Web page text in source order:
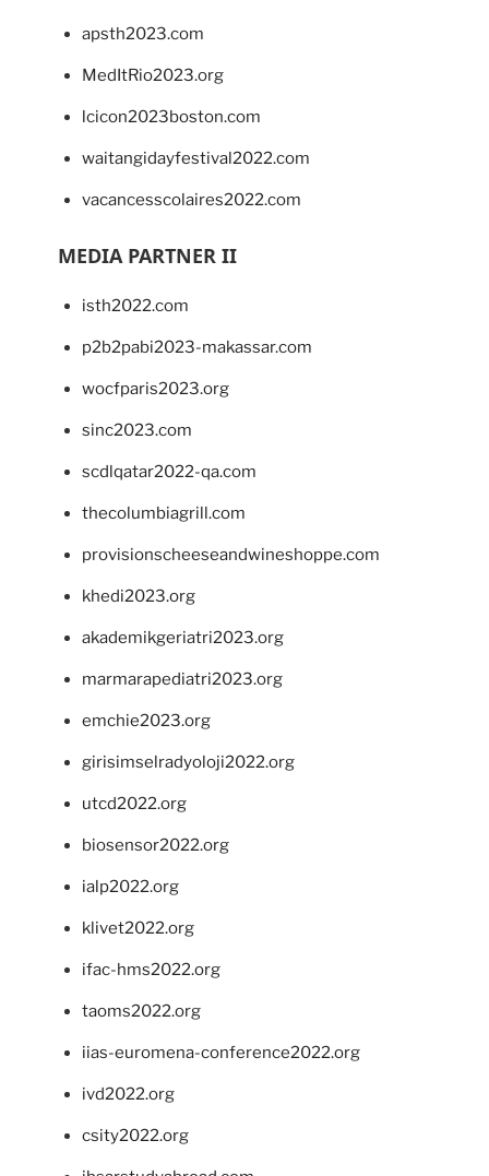
apsth2023.com
MedItRio2023.org
lcicon2023boston.com
waitangidayfestival2022.com
vacancesscolaires2022.com
MEDIA PARTNER II
isth2022.com
p2b2pabi2023-makassar.com
wocfparis2023.org
sinc2023.com
scdlqatar2022-qa.com
thecolumbiagrill.com
provisionscheeseandwineshoppe.com
khedi2023.org
akademikgeriatri2023.org
marmarapediatri2023.org
emchie2023.org
girisimselradyoloji2022.org
utcd2022.org
biosensor2022.org
ialp2022.org
klivet2022.org
ifac-hms2022.org
taoms2022.org
iias-euromena-conference2022.org
ivd2022.org
csity2022.org